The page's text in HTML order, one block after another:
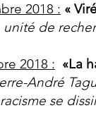
2018 : «
unité de
2018 : «La
André
se